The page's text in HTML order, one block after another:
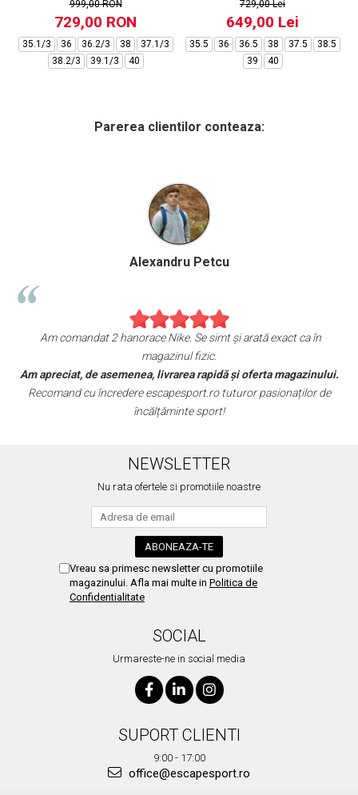
999,00 RON
729,00 RON
35.1/3 36 36.2/3 38
37.1/3
38.2/3
39.1/3 40
729,00 Lei
649,00 Lei
35.5 36 36.5 38 37.5
38.5
39
40
Parerea clientilor conteaza:
Alexandru Petcu
Am comandat 2 hanorace Nike. Se simt și arată exact ca în
magazinul fizic.
Am apreciat, de asemenea, livrarea rapidă și oferta magazinului.
Recomand cu încredere escapesport.ro tuturor pasionaților de
încălțăminte sport!
NEWSLETTER
Nu rata ofertele si promotiile noastre
Vreau sa primesc newsletter cu promotiile
magazinului. Afla mai multe in Politica de
Confidentialitate
SOCIAL
Urmareste-ne in social media
SUPORT CLIENTI
9:00 - 17:00
office@escapesport.ro